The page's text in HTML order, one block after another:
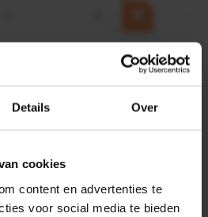
Details Over
cookies
content en advertenties te
voor social media te bieden
12 MOTOR B14 380VAC
OK9HPA1240
Emmegi
− +